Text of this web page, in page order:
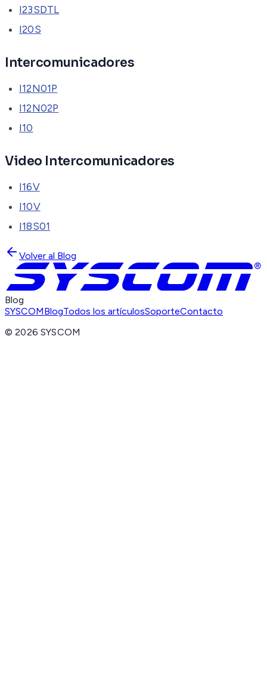
I23SDTL
I20S
Intercomunicadores
I12N01P
I12N02P
I10
Video Intercomunicadores
I16V
I10V
I18S01
Volver al Blog
Blog
SYSCOMBlogTodos los artículosSoporteContacto
©2026 SYSCOM